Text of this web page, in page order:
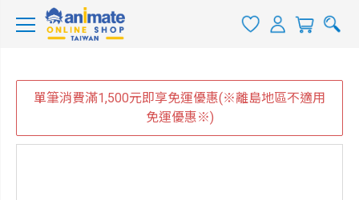
單筆消費滿1,500元即享免運優惠(※離島地區不適用
免運優惠※)